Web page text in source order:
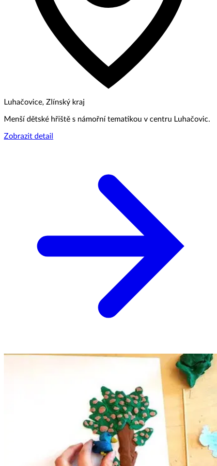
Luhačovice, Zlínský kraj
Menší dětské hřiště s námořní tematikou v centru Luhačovic.
Zobrazit detail